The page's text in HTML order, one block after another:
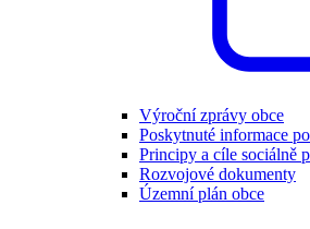
Výroční zprávy obce
Poskytnuté informace
Principy a cíle sociálně
Rozvojové dokumenty
Územní plán obce